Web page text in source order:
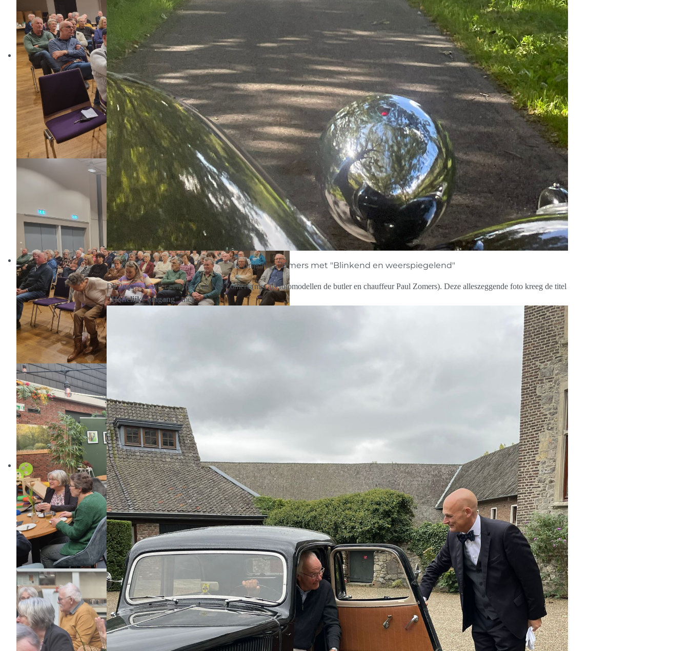
1e prijs Nel Zomers met "Blinkend en weerspiegelend"
De 2e prijs is weer een foto van Nel Zomers (met als fotomodellen de butler en chauffeur Paul Zomers). Deze alleszeggende foto kreeg de titel
"Hoffelijke omgang"mee.